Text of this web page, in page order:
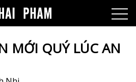
MỚI QUÝ LÚC AN